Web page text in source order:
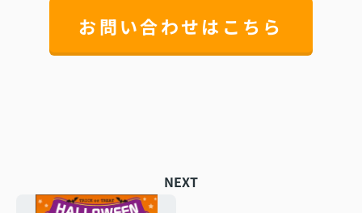
お問い合わせはこちら
NEXT